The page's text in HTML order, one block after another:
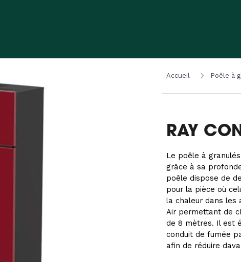
Accueil Poêle à
RAY
Le poêle à
grâce à sa
poêle dispose de
pour la pièce où
la chaleur dans les
Air permettant de
de 8 mètres. Il est
conduit de fumée
afin de réduire